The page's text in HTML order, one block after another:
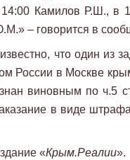
Камилов Р.Ш., в
– говорится в
что один из
России в Москве
виновным по ч.5
в виде
«Крым.Реалии».